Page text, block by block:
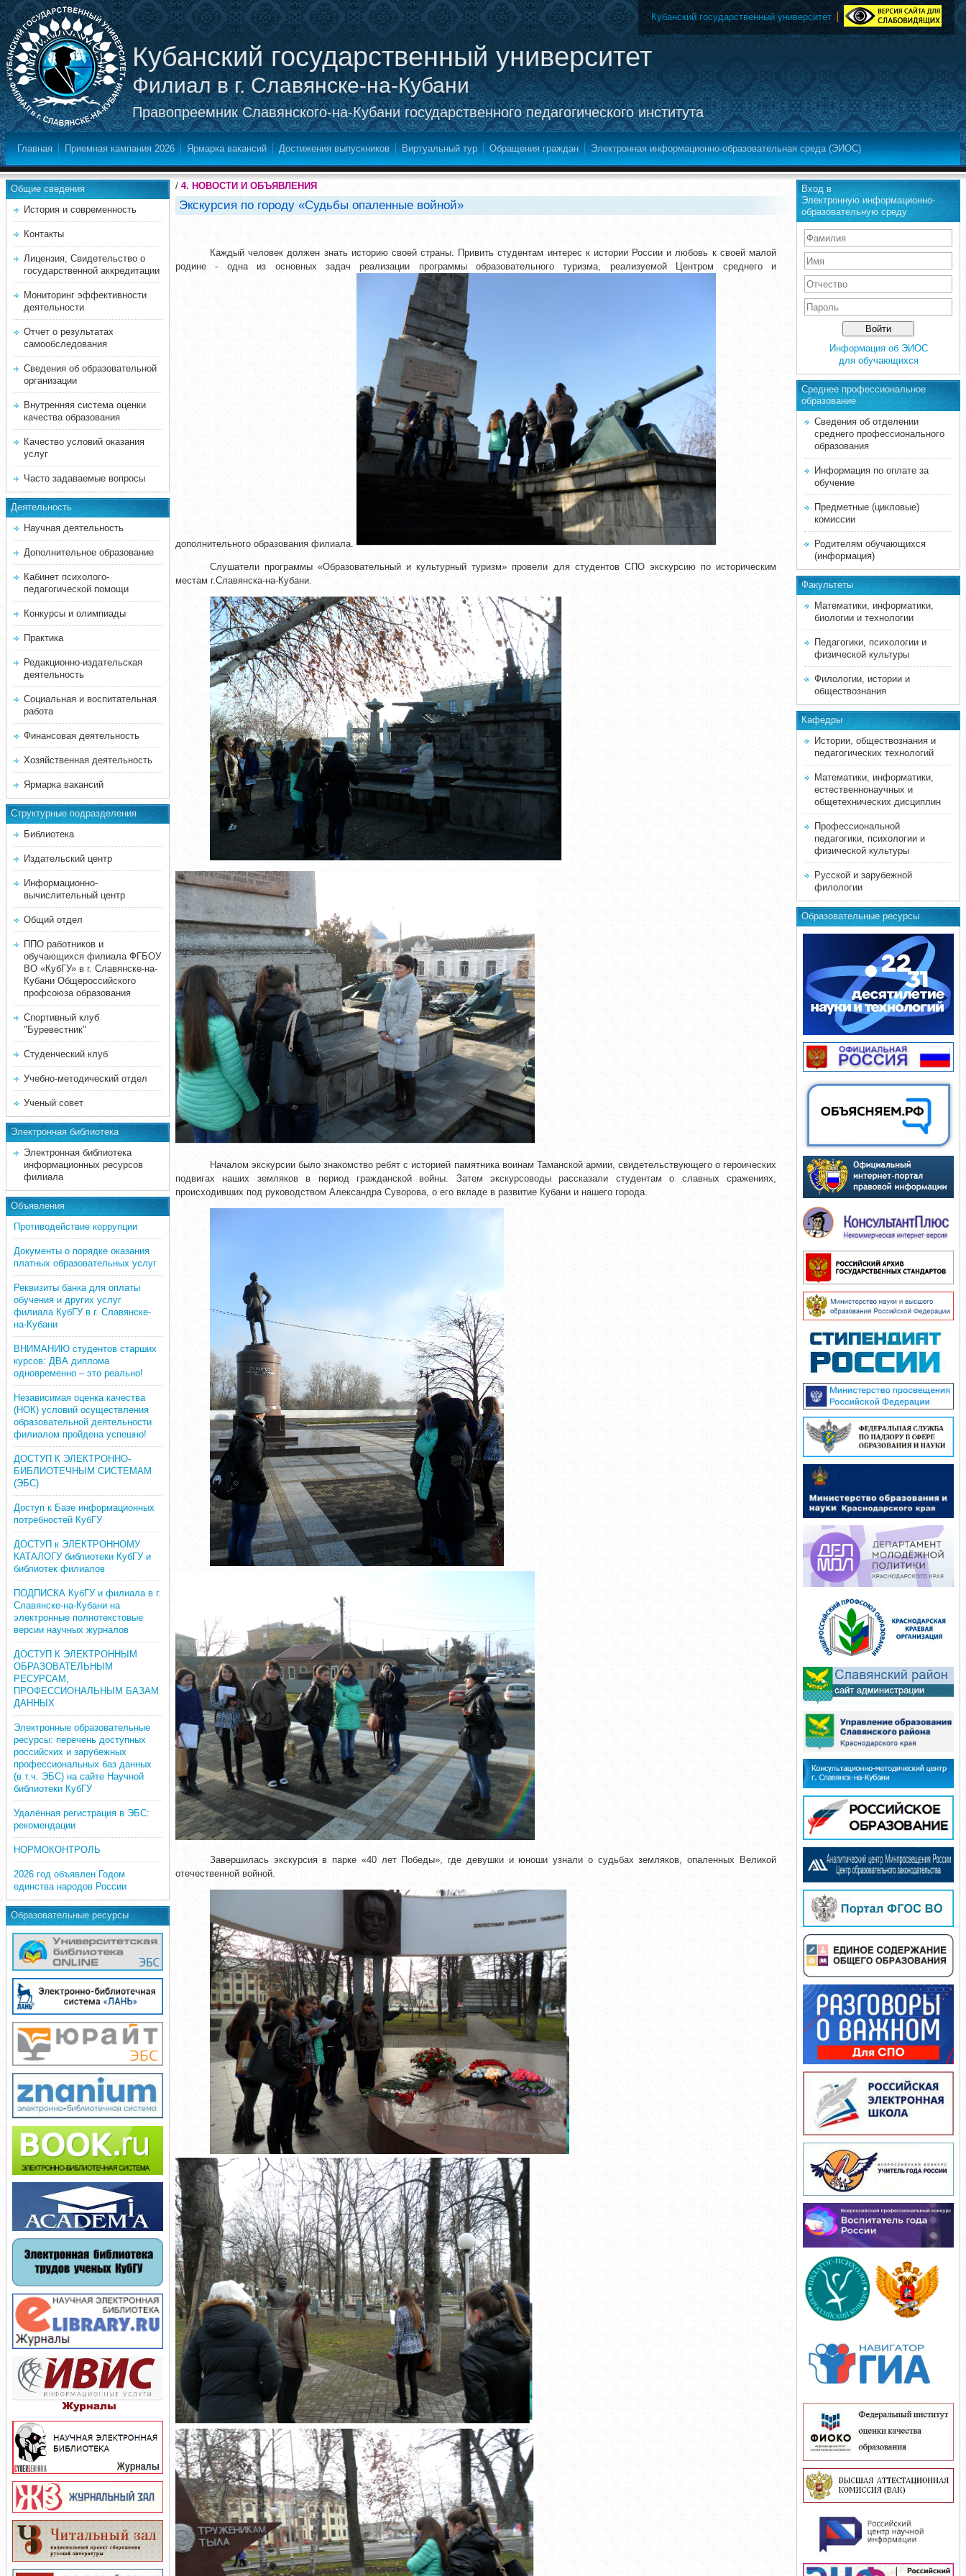
Кубанский государственный университет
Филиал в г. Славянске-на-Кубани
Правопреемник Славянского-на-Кубани государственного педагогического института
Кубанский государственный университет
Главная Приемная кампания 2026 Ярмарка вакансий Достижения выпускников Виртуальный тур Обращения граждан Электронная информационно-образовательная среда (ЭИОС)
Общие сведения
История и современность
Контакты
Лицензия, Свидетельство о
государственной аккредитации
Мониторинг эффективности
деятельности
Отчет о результатах
самообследования
Сведения об образовательной
организации
Внутренняя система оценки
качества образования
Качество условий оказания
услуг
Часто задаваемые вопросы
Деятельность
Научная деятельность
Дополнительное образование
Кабинет психолого-
педагогической помощи
Конкурсы и олимпиады
Практика
Редакционно-издательская
деятельность
Социальная и воспитательная
работа
Финансовая деятельность
Хозяйственная деятельность
Ярмарка вакансий
Структурные подразделения
Библиотека
Издательский центр
Информационно-
вычислительный центр
Общий отдел
ППО работников и
обучающихся филиала ФГБОУ
ВО «КубГУ» в г. Славянске-на-
Кубани Общероссийского
профсоюза образования
Спортивный клуб
"Буревестник"
Студенческий клуб
Учебно-методический отдел
Ученый совет
Электронная библиотека
Электронная библиотека
информационных ресурсов
филиала
Объявления
Противодействие коррупции
Документы о порядке оказания
платных образовательных услуг
Реквизиты банка для оплаты
обучения и других услуг
филиала КубГУ в г. Славянске-
на-Кубани
ВНИМАНИЮ студентов старших
курсов: ДВА диплома
одновременно – это реально!
Независимая оценка качества
(НОК) условий осуществления
образовательной деятельности
филиалом пройдена успешно!
ДОСТУП К ЭЛЕКТРОННО-
БИБЛИОТЕЧНЫМ СИСТЕМАМ
(ЭБС)
Доступ к Базе информационных
потребностей КубГУ
ДОСТУП к ЭЛЕКТРОННОМУ
КАТАЛОГУ библиотеки КубГУ и
библиотек филиалов
ПОДПИСКА КубГУ и филиала в г.
Славянске-на-Кубани на
электронные полнотекстовые
версии научных журналов
ДОСТУП К ЭЛЕКТРОННЫМ
ОБРАЗОВАТЕЛЬНЫМ
РЕСУРСАМ,
ПРОФЕССИОНАЛЬНЫМ БАЗАМ
ДАННЫХ
Электронные образовательные
ресурсы: перечень доступных
российских и зарубежных
профессиональных баз данных
(в т.ч. ЭБС) на сайте Научной
библиотеки КубГУ
Удалённая регистрация в ЭБС:
рекомендации
НОРМОКОНТРОЛЬ
2026 год объявлен Годом
единства народов России
Образовательные ресурсы
/ 4. НОВОСТИ И ОБЪЯВЛЕНИЯ
Экскурсия по городу «Судьбы опаленные войной»
Каждый человек должен знать историю своей страны. Привить студентам интерес к истории России и любовь к своей малой
родине - одна из основных задач реализации программы образовательного туризма, реализуемой Центром среднего и
дополнительного образования филиала.
Слушатели программы «Образовательный и культурный туризм» провели для студентов СПО экскурсию по историческим
местам г.Славянска-на-Кубани.
Началом экскурсии было знакомство ребят с историей памятника воинам Таманской армии, свидетельствующего о героических
подвигах наших земляков в период гражданской войны. Затем экскурсоводы рассказали студентам о славных сражениях,
происходивших под руководством Александра Суворова, о его вкладе в развитие Кубани и нашего города.
Завершилась экскурсия в парке «40 лет Победы», где девушки и юноши узнали о судьбах земляков, опаленных Великой
отечественной войной.
Вход в
Электронную информационно-
образовательную среду
Информация об ЭИОС
для обучающихся
Среднее професcиональное
образование
Сведения об отделении
среднего профессионального
образования
Информация по оплате за
обучение
Предметные (цикловые)
комиссии
Родителям обучающихся
(информация)
Факультеты
Математики, информатики,
биологии и технологии
Педагогики, психологии и
физической культуры
Филологии, истории и
обществознания
Кафедры
Истории, обществознания и
педагогических технологий
Математики, информатики,
естественнонаучных и
общетехнических дисциплин
Профессиональной
педагогики, психологии и
физической культуры
Русской и зарубежной
филологии
Образовательные ресурсы